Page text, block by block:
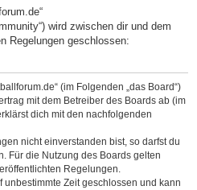
wird zwischen dir und dem
Regelungen geschlossen:
(im Folgenden „das Board“)
mit dem Betreiber des Boards ab (im
dich mit den nachfolgenden
nicht einverstanden bist, so darfst du
Für die Nutzung des Boards gelten
Regelungen.
unbestimmte Zeit geschlossen und kann